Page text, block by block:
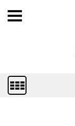
Toggle